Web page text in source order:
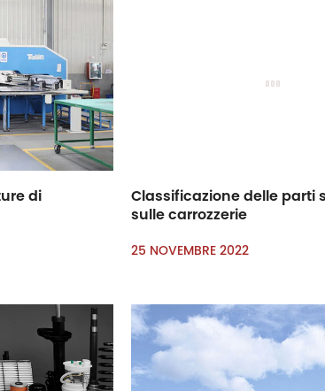
di
Classificazione delle parti
sulle carrozzerie
25 NOVEMBRE 2022